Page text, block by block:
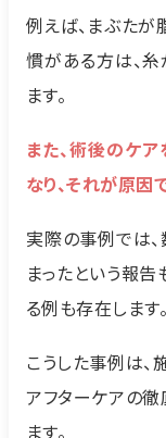
例えば、まぶた
慣がある方は、
ます。
また、術後のケ
なり、それが原因
実際の事例では
まったという報
る例も存在します。
こうした事例は
アフターケアの
ます。